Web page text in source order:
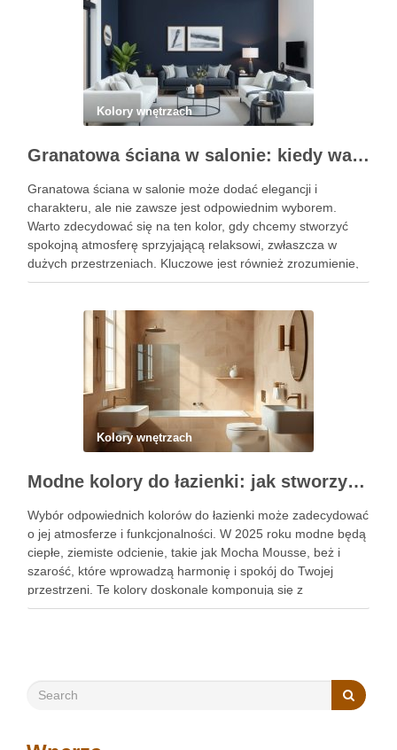
Kolory wnętrzach
Granatowa ściana w salonie: kiedy warto ją wybrać i jak uniknąć aranżacyjnych pułapek
Granatowa ściana w salonie może dodać elegancji i
charakteru, ale nie zawsze jest odpowiednim wyborem.
Warto zdecydować się na ten kolor, gdy chcemy stworzyć
spokojną atmosferę sprzyjającą relaksowi, zwłaszcza w
dużych przestrzeniach. Kluczowe jest również zrozumienie,
jakie pułapki aranżacyjne mogą się pojawić w związku z
Kolory wnętrzach
Modne kolory do łazienki: jak stworzyć stylową przestrzeń łączącą trendy i funkcjonalność
Wybór odpowiednich kolorów do łazienki może zadecydować
o jej atmosferze i funkcjonalności. W 2025 roku modne będą
ciepłe, ziemiste odcienie, takie jak Mocha Mousse, beż i
szarość, które wprowadzą harmonię i spokój do Twojej
przestrzeni. Te kolory doskonale komponują się z
naturalnymi materiałami, tworząc stylową i przytulną